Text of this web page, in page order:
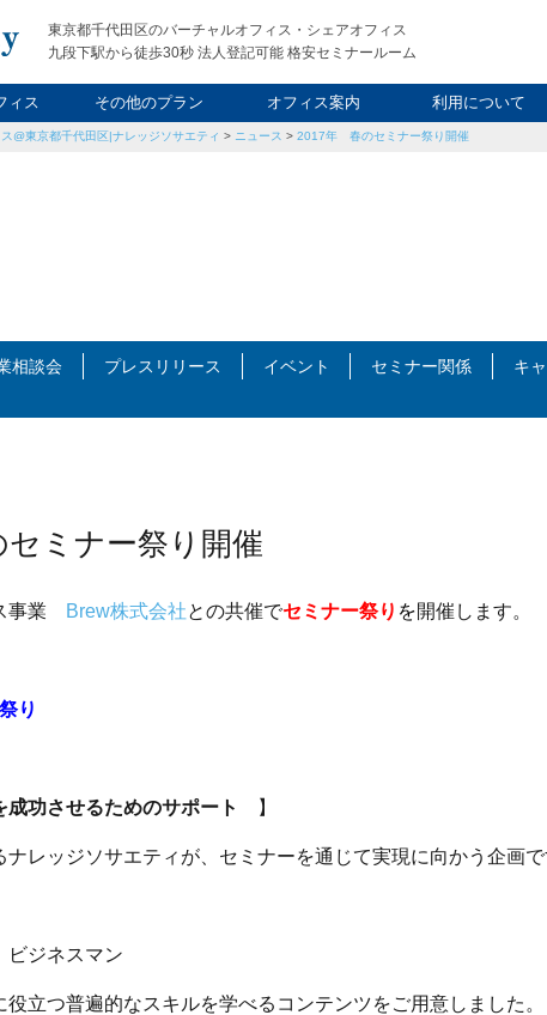
東京都千代田区のバーチャルオフィス・シェアオフィス
九段下駅から徒歩30秒 法人登記可能 格安セミナールーム
ィス その他のプラン
レンタルオフィス
ナイト&ウィークエンド
貸し会議室
オフィス案内 利用について
利用料金
申込について
FAQ
@東京都千代田区|ナレッジソサエティ > ニュース > 2017年 春のセミナー祭り開催
相談会 プレスリリース イベント セミナー関係 キ
ミナー祭り開催
事業 Brew株式会社との共催でセミナー祭り を開催します。
り
成功させるためのサポート 】
ナレッジソサエティが、セミナーを通じて実現に向かう企画で
ビジネスマン
立つ普遍的なスキルを学べるコンテンツをご用意しました。